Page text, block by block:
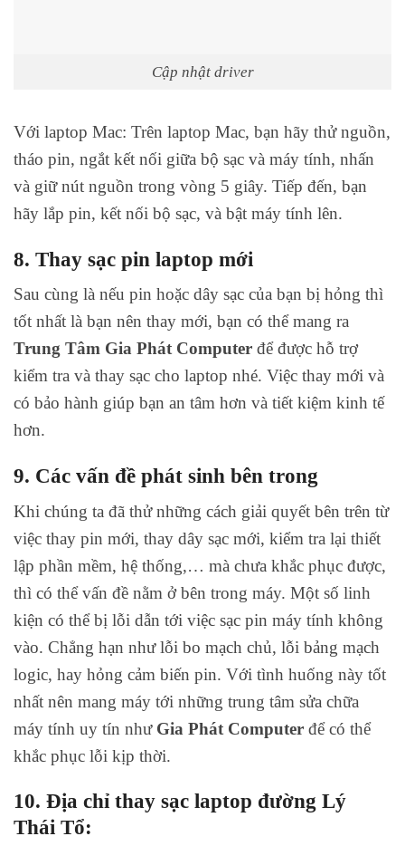
Cập nhật driver
Với laptop Mac: Trên laptop Mac, bạn hãy thử nguồn,
tháo pin, ngắt kết nối giữa bộ sạc và máy tính, nhấn
và giữ nút nguồn trong vòng 5 giây. Tiếp đến, bạn
hãy lắp pin, kết nối bộ sạc, và bật máy tính lên.
8. Thay sạc pin laptop mới
Sau cùng là nếu pin hoặc dây sạc của bạn bị hỏng thì
tốt nhất là bạn nên thay mới, bạn có thể mang ra
Trung Tâm Gia Phát Computer để được hỗ trợ
kiểm tra và thay sạc cho laptop nhé. Việc thay mới và
có bảo hành giúp bạn an tâm hơn và tiết kiệm kinh tế
hơn.
9. Các vấn đề phát sinh bên trong
Khi chúng ta đã thử những cách giải quyết bên trên từ
việc thay pin mới, thay dây sạc mới, kiểm tra lại thiết
lập phần mềm, hệ thống,… mà chưa khắc phục được,
thì có thể vấn đề nằm ở bên trong máy. Một số linh
kiện có thể bị lỗi dẫn tới việc sạc pin máy tính không
vào. Chẳng hạn như lỗi bo mạch chủ, lỗi bảng mạch
logic, hay hỏng cảm biến pin. Với tình huống này tốt
nhất nên mang máy tới những trung tâm sửa chữa
máy tính uy tín như Gia Phát Computer để có thể
khắc phục lỗi kịp thời.
10. Địa chỉ thay sạc laptop đường Lý
Thái Tổ: